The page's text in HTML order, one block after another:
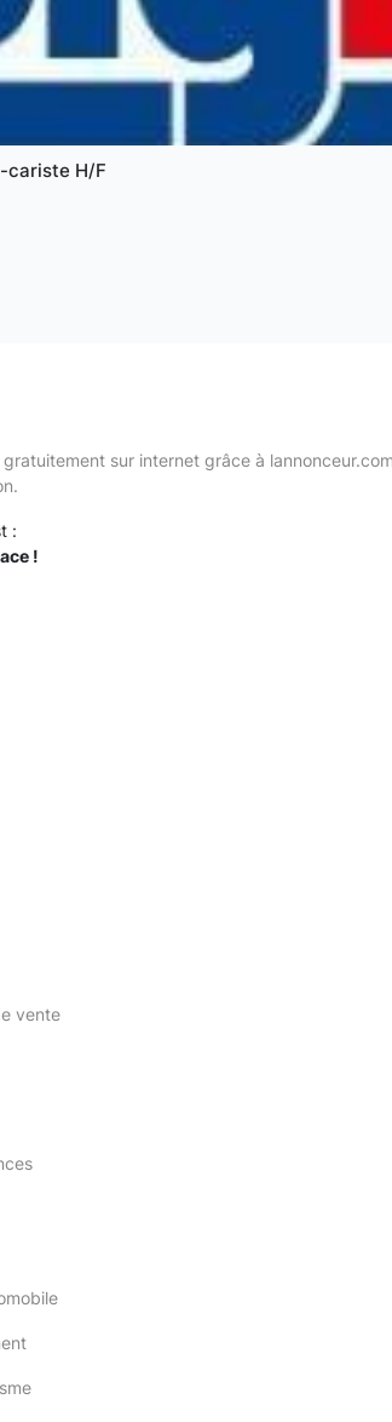
cariste H/F
sur internet grâce à
:
!
vente